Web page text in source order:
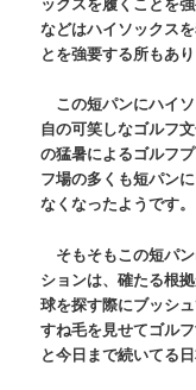
などはハイソックス
とを強要する所もあり
この短パンにハイ
自の可笑しなゴルフ
の猛暑によるゴルフ
フ場の多くも短パン
なくなったようです。
そもそもこの短パ
ションは、確たる根
球を探す際にブッシ
すね毛を見せてゴル
と今日まで続いてる